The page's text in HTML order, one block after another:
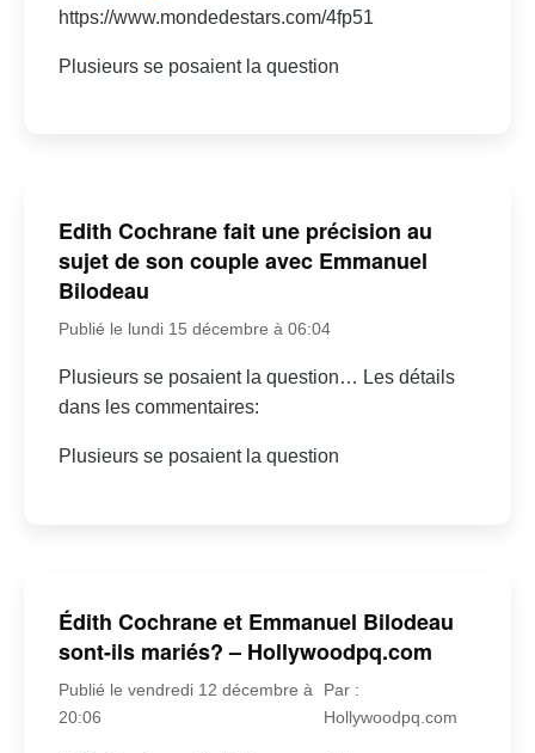
https://www.mondedestars.com/4fp51
Plusieurs se posaient la question
Edith Cochrane fait une précision au
sujet de son couple avec Emmanuel
Bilodeau
Publié le lundi 15 décembre à 06:04
Plusieurs se posaient la question… Les détails
dans les commentaires:
Plusieurs se posaient la question
Édith Cochrane et Emmanuel Bilodeau
sont-ils mariés? – Hollywoodpq.com
Publié le vendredi 12 décembre à
20:06
Par :
Hollywoodpq.com